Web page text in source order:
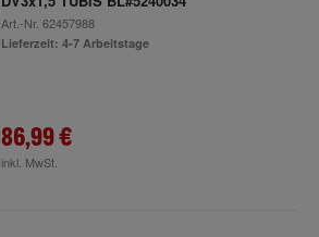
Art.-Nr. 62457988
Lieferzeit: 4-7 Arbeitstage
86,99 €
inkl. MwSt.